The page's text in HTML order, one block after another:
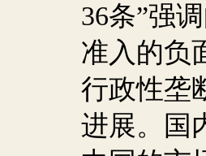
36条”强
准入的负
行政性垄
进展。国